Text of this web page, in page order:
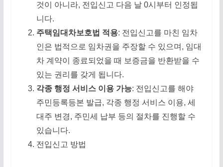
것이 아니라, 전입신고 다음 날 0시부터 인정됩
니다.
주택임대차보호법 적용: 전입신고를 마친 임차
인은 법적으로 임차권을 주장할 수 있으며, 임대
차 계약이 종료되었을 때 보증금을 반환받을 수
있는 권리를 갖게 됩니다.
각종 행정 서비스 이용 가능: 전입신고를 해야
주민등록등본 발급, 각종 행정 서비스 이용, 세
대주 변경, 주민세 납부 등의 절차를 진행할 수
있습니다.
전입신고 방법